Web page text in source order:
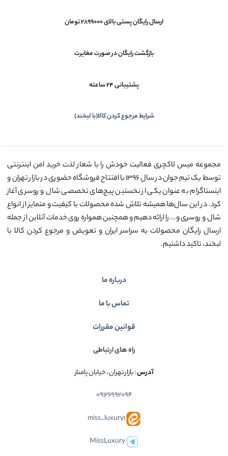
ارسال رایگان پستی بالای 2899000 تومان
بازگشت رایگان در صورت مغایرت
پشتیبانی 24 ساعته
شرایط مرجوع کردن کالا(با لبخند)
مجموعه میس لاکچری فعالیت خودش را با شعار لذت خرید امن اینترنتی
توسط یک تیم جوان در سال ۱۳۹۶ با افتتاح فروشگاه حضوری در بازار تهران و
اینستاگرام به عنوان یکی از نخستین پیج‌های تخصصی شال و روسری آغاز
کرد. در این سال‌ها همیشه تلاش شده محصولات با کیفیت و متمایز از انواع
شال و روسری و... را ارائه دهیم و همچنین همواره روی خدمات آنلاین از جمله
ارسال رایگان محصولات به سراسر ایران و تعویض و مرجوع کردن کالا با
لبخند، تاکید داشتیم.
درباره ما
تماس با ما
قوانین مقررات
راه های ارتباطی
آدرس: بازار تهران ، خیابان پامنار
09126992094
miss_luxury1
MissLuxury